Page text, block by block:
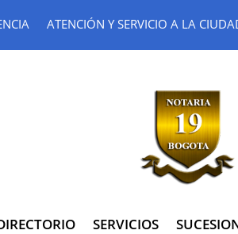
ATENCIÓN Y SERVICIO A LA
SERVICIOS